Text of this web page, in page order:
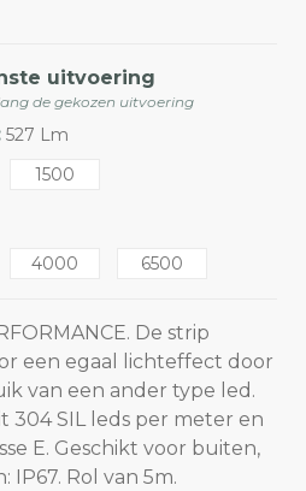
uitvoering
de gekozen uitvoering
527 Lm
1500
4000 6500
De strip
een egaal lichteffect door
van een ander type led.
304 SIL leds per meter en
E. Geschikt voor buiten,
Rol van 5m.